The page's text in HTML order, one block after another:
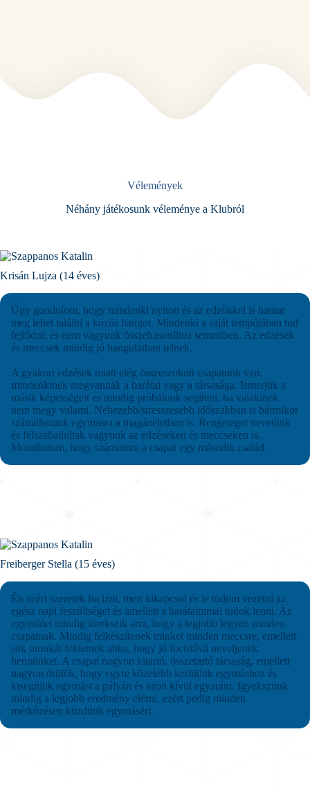
Vélemények
Néhány játékosunk véleménye a Klubról
Krisán Lujza (14 éves)
Úgy gondolom, hogy mindenki nyitott és az edzőkkel is hamar
meg lehet találni a közös hangot. Mindenki a saját tempójában tud
fejlődni, és nem vagyunk összehasonlítva semmiben. Az edzések
és meccsek mindig jó hangulatban telnek.
A gyakori edzések miatt elég összeszokott csapatunk van,
mindenkinek megvannak a barátai vagy a társasága. Ismerjük a
másik képességeit es mindig próbálunk segíteni, ha valakinek
nem megy valami. Nehezebb/stresszesebb időszakban is bármikor
számíthatunk egymásra a magánéletben is. Rengeteget nevetünk
és felszabadultak vagyunk az edzéseken és meccseken is.
Mondhatom, hogy számomra a csapat egy második család.
Freiberger Stella (15 éves)
Én azért szeretek focizni, mert kikapcsol és le tudom vezetni az
egész napi feszültséget és amellett a barátaimmal tudok lenni. Az
egyesület mindig törekszik arra, hogy a legjobb legyen minden
csapatnak. Mindig felkészítenek minket minden meccsre, emellett
sok munkát fektetnek abba, hogy jó focistává neveljenek
bennünket. A csapat nagyon kitartó, összetartó társaság, emellett
nagyon örülök, hogy egyre közelebb kerülünk egymáshoz és
kisegítjük egymást a pályán és azon kívül egyaránt. Igyekszünk
mindig a legjobb eredmény elérni, ezért pedig minden
mérkőzésen küzdünk egymásért.